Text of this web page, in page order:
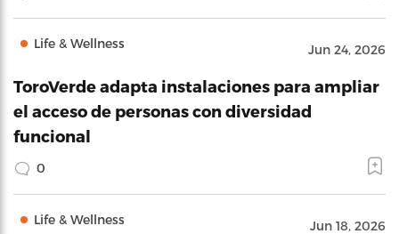
Life & Wellness Jun 24, 2026
ToroVerde adapta instalaciones para ampliar
el acceso de personas con diversidad
funcional
0
Life & Wellness Jun 18, 2026